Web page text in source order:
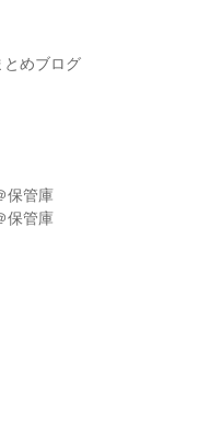
とめブログ
保管庫
保管庫